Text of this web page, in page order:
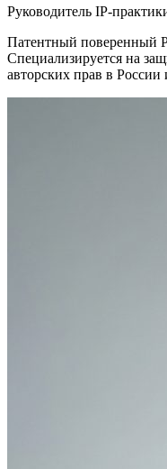
Руководитель IP-
Патентный поверенный
Специализируется на
авторских прав в России